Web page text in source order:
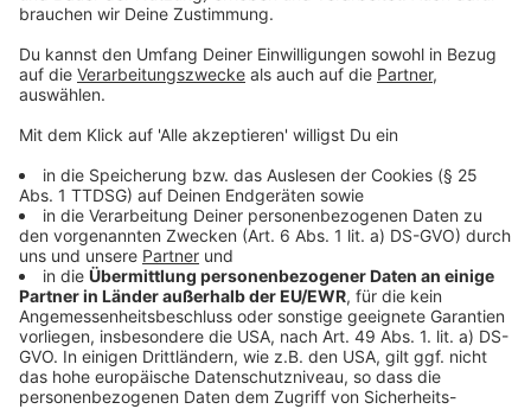
Drittanbieters, um Videoinhalte
einzubetten. Dieser Service kann
Daten zu Ihren Aktivitäten
Details durch und stimmen Sie der
Nutzung des Service zu, um dieses
Video anzusehen.
Mehr Informationen
Akzeptieren
powered by Usercentrics Consent
Management Platform
Laurell mit ihrer Single "Love It" - jetzt bei uns zu hören
Anzeige